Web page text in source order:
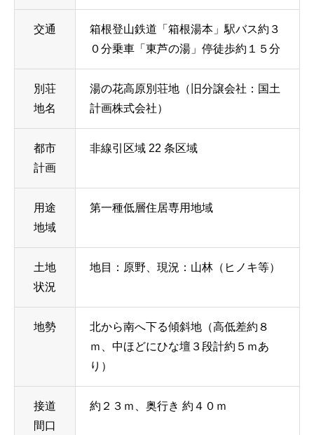
交通
箱根登山鉄道「箱根湯本」駅バス約３
０分乗車「東芦の湯」停徒歩約１５分
別荘
地名
湯の花高原別荘地（旧分譲会社：国土
計画株式会社）
都市
計画
非線引区域 22 条区域
用途
地域
第一種低層住居専用地域
土地
状況
地目：原野、現況：山林（ヒノキ等）
地勢
北から南へ下る傾斜地（高低差約８
ｍ、中ほどにひな壇３段計約５ｍあ
り）
接道
間口
約２３ｍ、奥行き 約４０ｍ